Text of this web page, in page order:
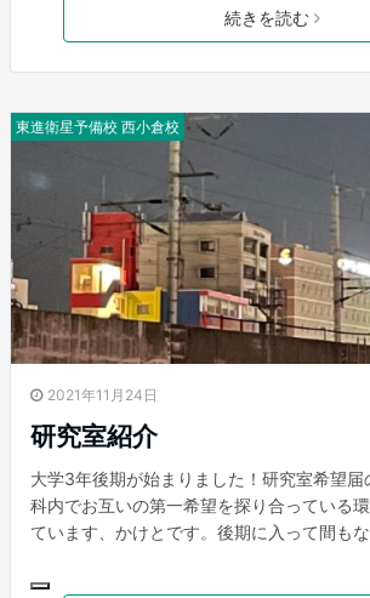
いました。確かに一理ありますよね😅 など
はありますが、僕の今年の抱負は「不言実
見てることや、開いたままゴロゴロして、
られないでいる自分に嫌気がさし
続きを読む
東進衛星予備校 西小倉校
2021年11月24日
研究室紹介
大学3年後期が始まりました！研究室希望
科内でお互いの第一希望を探り合っている
ています、かけとです。後期に入って間も
す。この時までは公務員試験を受ける予定だ